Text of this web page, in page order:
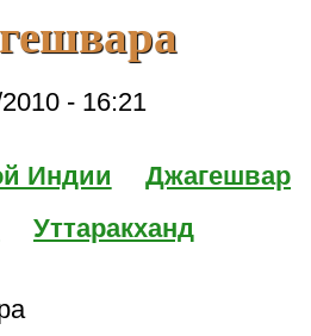
- 16:21
Индии
Джагешвар
Уттаракханд